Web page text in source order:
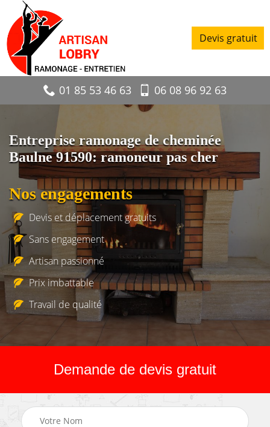
Devis gratuit
01 85 53 46 63 06 08 96 92 63
Entreprise ramonage de cheminée
Baulne 91590: ramoneur pas cher
Nos engagements
Devis et déplacement gratuits
Sans engagement
Artisan passionné
Prix imbattable
Travail de qualité
Demande de devis gratuit